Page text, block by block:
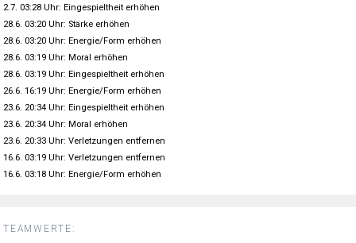
TEAMWERTE:
2.7. 03:28 Uhr: Eingespieltheit erhöhen
28.6. 03:20 Uhr: Stärke erhöhen
28.6. 03:20 Uhr: Energie/Form erhöhen
28.6. 03:19 Uhr: Moral erhöhen
28.6. 03:19 Uhr: Eingespieltheit erhöhen
26.6. 16:19 Uhr: Energie/Form erhöhen
23.6. 20:34 Uhr: Eingespieltheit erhöhen
23.6. 20:34 Uhr: Moral erhöhen
23.6. 20:33 Uhr: Verletzungen entfernen
16.6. 03:19 Uhr: Verletzungen entfernen
16.6. 03:18 Uhr: Energie/Form erhöhen